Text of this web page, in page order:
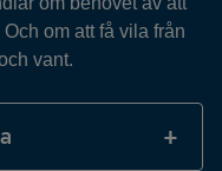
om att få vila från
vant.